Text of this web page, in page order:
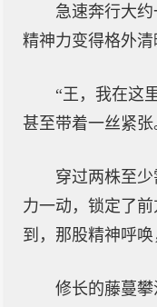
急速奔行大
精神力变得格外清
“王，我在这
甚至带着一丝紧张
穿过两株至
力一动，锁定了
到，那股精神呼唤
修长的藤蔓